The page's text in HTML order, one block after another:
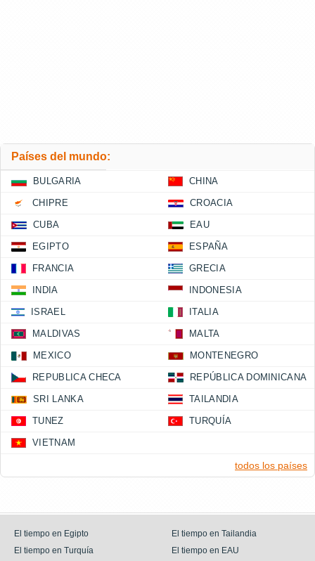
Países del mundo:
BULGARIA CHINA
CHIPRE CROACIA
CUBA EAU
EGIPTO ESPAÑA
FRANCIA GRECIA
INDIA INDONESIA
ISRAEL ITALIA
MALDIVAS MALTA
MEXICO MONTENEGRO
REPUBLICA CHECA REPÚBLICA DOMINICANA
SRI LANKA TAILANDIA
TUNEZ TURQUÍA
VIETNAM
todos los países
El tiempo en Egipto
El tiempo en Tailandia
El tiempo en Turquía
El tiempo en EAU